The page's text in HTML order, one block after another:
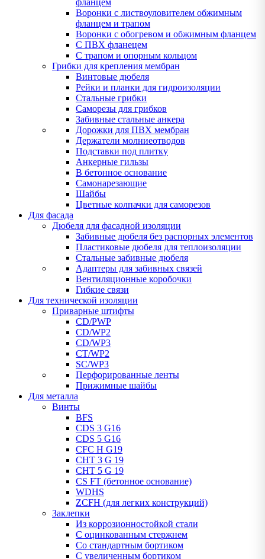
Воронки с листвоуловителем обжимным
фланцем и трапом
Воронки с обогревом и обжимным фланцем
С ПВХ фланецем
С трапом и опорным кольцом
Грибки для крепления мембран
Винтовые дюбеля
Рейки и планки для гидроизоляции
Стальные грибки
Саморезы для грибков
Забивные стальные анкера
Дорожки для ПВХ мембран
Держатели молниеотводов
Подставки под плитку
Анкерные гильзы
В бетонное основание
Самонарезающие
Шайбы
Цветные колпачки для саморезов
Для фасада
Дюбеля для фасадной изоляции
Забивные дюбеля без распорных элементов
Пластиковые дюбеля для теплоизоляции
Стальные забивные дюбеля
Адаптеры для забивных связей
Вентиляционные коробочки
Гибкие связи
Для технической изоляции
Приварные штифты
CD/PWP
CD/WP2
CD/WP3
CT/WP2
SC/WP3
Перфорированные ленты
Прижимные шайбы
Для металла
Винты
BFS
CDS 3 G16
CDS 5 G16
CFC H G19
CHT 3 G 19
CHT 5 G 19
CS FT (бетонное основание)
WDHS
ZCFH (для легких конструкций)
Заклепки
Из коррозионностойкой стали
С оцинкованным стержнем
Со стандартным бортиком
С увеличенным бортиком